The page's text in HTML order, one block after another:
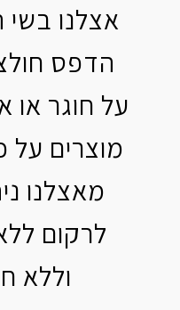
אצלנו
הדפס
על חוגר או
מוצרים על
מאצלנו
לרקום
וללא